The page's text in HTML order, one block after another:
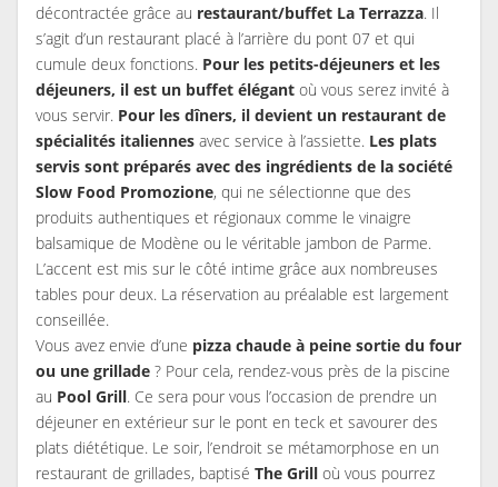
décontractée grâce au restaurant/buffet La Terrazza. Il
s’agit d’un restaurant placé à l’arrière du pont 07 et qui
cumule deux fonctions. Pour les petits-déjeuners et les
déjeuners, il est un buffet élégant où vous serez invité à
vous servir. Pour les dîners, il devient un restaurant de
spécialités italiennes avec service à l’assiette. Les plats
servis sont préparés avec des ingrédients de la société
Slow Food Promozione, qui ne sélectionne que des
produits authentiques et régionaux comme le vinaigre
balsamique de Modène ou le véritable jambon de Parme.
L’accent est mis sur le côté intime grâce aux nombreuses
tables pour deux. La réservation au préalable est largement
conseillée.
Vous avez envie d’une pizza chaude à peine sortie du four
ou une grillade ? Pour cela, rendez-vous près de la piscine
au Pool Grill. Ce sera pour vous l’occasion de prendre un
déjeuner en extérieur sur le pont en teck et savourer des
plats diététique. Le soir, l’endroit se métamorphose en un
restaurant de grillades, baptisé The Grill où vous pourrez